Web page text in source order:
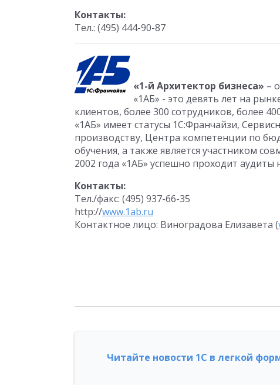
Контакты:
Тел.: (495) 444-90-87
«1-й Архитектор бизнеса» –
«1АБ» - это девять лет на
клиентов, более 300 сотрудников, более
«1АБ» имеет статусы 1С:Франчайзи,
производству, Центра компетенции по
обучения, а также является участником
2002 года «1АБ» успешно проходит аудиты
Контакты:
Тел./факс: (495) 937-66-35
http://www.1ab.ru
Контактное лицо: Виноградова Елизавета (
Читайте новости 1С в легкой